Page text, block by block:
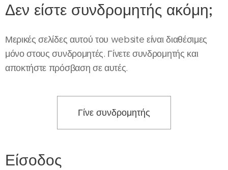
Δεν είστε συνδρομητής ακόμη;
Μερικές σελίδες αυτού του website είναι διαθέσιμες
μόνο στους συνδρομητές. Γίνετε συνδρομητής και
αποκτήστε πρόσβαση σε αυτές.
Γίνε συνδρομητής
Είσοδος